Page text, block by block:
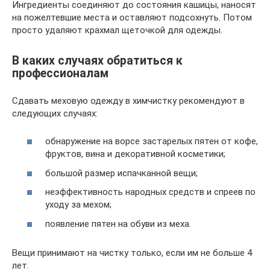
Ингредиенты соединяют до состояния кашицы, наносят
на пожелтевшие места и оставляют подсохнуть. Потом
просто удаляют крахмал щеточкой для одежды.
В каких случаях обратиться к
профессионалам
Сдавать меховую одежду в химчистку рекомендуют в
следующих случаях:
обнаружение на ворсе застарелых пятен от кофе,
фруктов, вина и декоративной косметики;
большой размер испачканной вещи;
неэффективность народных средств и спреев по
уходу за мехом;
появление пятен на обуви из меха.
Вещи принимают на чистку только, если им не больше 4
лет.